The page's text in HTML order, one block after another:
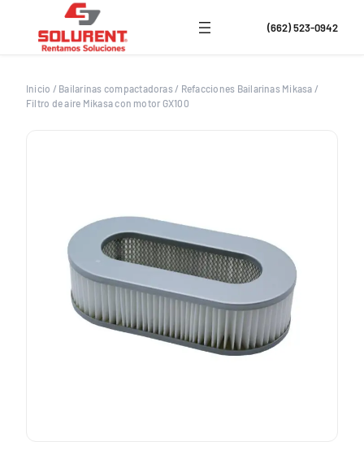
contenido
(662) 523-0942
Inicio / Bailarinas compactadoras/ Refacciones Bailarinas Mikasa /
Filtro de aire Mikasa con motor GX100